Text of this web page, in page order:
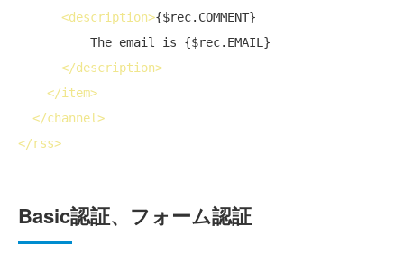
<description>{$rec.COMMENT}
</description>
</item>
</channel>
</rss>
Basic認証、フォーム認証